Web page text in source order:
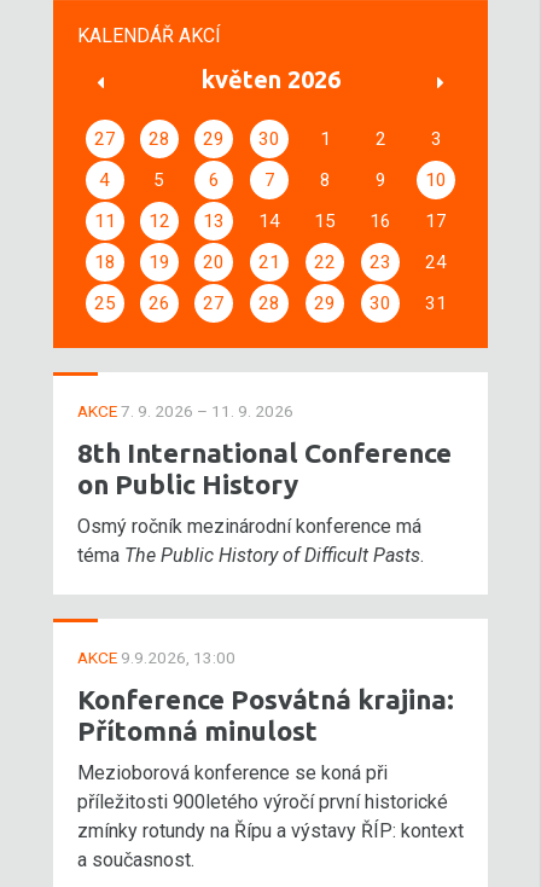
KALENDÁŘ AKCÍ
květen 2026
27 28 29 30 1 2
3
4
5 6 7 8 9
10
11
12 13 14 15 16
17
18
19 20 21 22 23
24
25
26 27 28 29 30 31
AKCE7. 9. 2026 – 11. 9. 2026
8th International Conference
on Public History
Osmý ročník mezinárodní konference má
téma The Public History of Difficult Pasts.
AKCE 9.9.2026, 13:00
Konference Posvátná krajina:
Přítomná minulost
Mezioborová konference se koná při
příležitosti 900letého výročí první historické
zmínky rotundy na Řípu a výstavy ŘÍP: kontext
a současnost.